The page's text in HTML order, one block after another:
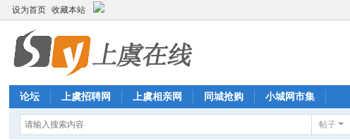
设为首页 收藏本站
论坛 上虞招聘网 上虞相亲网 同城抢购 小城网市集
帖子